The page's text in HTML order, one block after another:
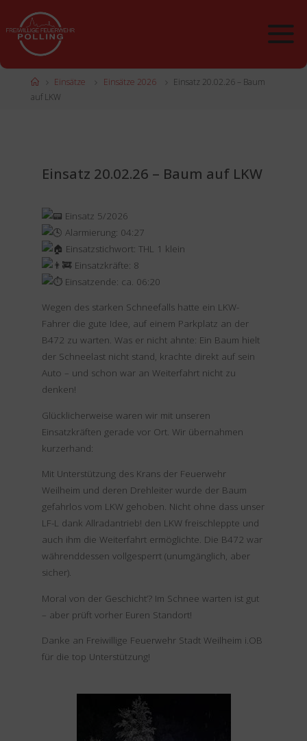
Inhalt
springen
StartEinsätze Einsätze 2026
Einsatz 20.02.26 – Baum
auf LKW
Einsatz 20.02.26 – Baum auf LKW
Einsatz 5/2026
Alarmierung: 04:27
Einsatzstichwort: THL 1 klein
Einsatzkräfte: 8
Einsatzende: ca. 06:20
Wegen des starken Schneefalls hatte ein LKW-
Fahrer die gute Idee, auf einem Parkplatz an der
B472 zu warten. Was er nicht ahnte: Ein Baum hielt
der Schneelast nicht stand, krachte direkt auf sein
Auto – und schon war an Weiterfahrt nicht zu
denken!
Glücklicherweise waren wir mit unseren
Einsatzkräften gerade vor Ort. Wir übernahmen
kurzerhand:
Mit Unterstützung des Krans der Feuerwehr
Weilheim und deren Drehleiter wurde der Baum
gefahrlos vom LKW gehoben. Nicht ohne dass unser
LF-L dank Allradantrieb! den LKW freischleppte und
auch ihm die Weiterfahrt ermöglichte. Die B472 war
währenddessen vollgesperrt (unumgänglich, aber
sicher).
Moral von der Geschicht’? Im Schnee warten ist gut
– aber prüft vorher Euren Standort!
Danke an Freiwillige Feuerwehr Stadt Weilheim i.OB
für die top Unterstützung!